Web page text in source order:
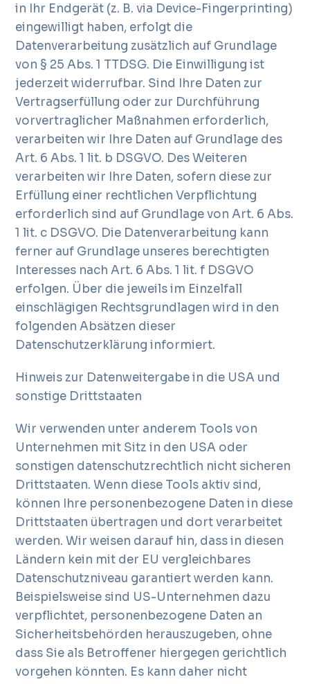
in Ihr Endgerät (z. B. via Device-Fingerprinting)
eingewilligt haben, erfolgt die
Datenverarbeitung zusätzlich auf Grundlage
von § 25 Abs. 1 TTDSG. Die Einwilligung ist
jederzeit widerrufbar. Sind Ihre Daten zur
Vertragserfüllung oder zur Durchführung
vorvertraglicher Maßnahmen erforderlich,
verarbeiten wir Ihre Daten auf Grundlage des
Art. 6 Abs. 1 lit. b DSGVO. Des Weiteren
verarbeiten wir Ihre Daten, sofern diese zur
Erfüllung einer rechtlichen Verpflichtung
erforderlich sind auf Grundlage von Art. 6 Abs.
1 lit. c DSGVO. Die Datenverarbeitung kann
ferner auf Grundlage unseres berechtigten
Interesses nach Art. 6 Abs. 1 lit. f DSGVO
erfolgen. Über die jeweils im Einzelfall
einschlägigen Rechtsgrundlagen wird in den
folgenden Absätzen dieser
Datenschutzerklärung informiert.
Hinweis zur Datenweitergabe in die USA und
sonstige Drittstaaten
Wir verwenden unter anderem Tools von
Unternehmen mit Sitz in den USA oder
sonstigen datenschutzrechtlich nicht sicheren
Drittstaaten. Wenn diese Tools aktiv sind,
können Ihre personenbezogene Daten in diese
Drittstaaten übertragen und dort verarbeitet
werden. Wir weisen darauf hin, dass in diesen
Ländern kein mit der EU vergleichbares
Datenschutzniveau garantiert werden kann.
Beispielsweise sind US-Unternehmen dazu
verpflichtet, personenbezogene Daten an
Sicherheitsbehörden herauszugeben, ohne
dass Sie als Betroffener hiergegen gerichtlich
vorgehen könnten. Es kann daher nicht